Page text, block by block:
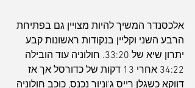
אלכסנדר המשיך להיות מצויין גם בפתיחת
הרבע השני וקליין בנקודות ראשונות קבע
יתרון שיא של 33:20. חולוניה עוד הובילה
34:22 אחרי 13 דקות של כדורסל אך אז
דווקא כשגלן רייס ג'וניור נכנס, כוכב חולוניה